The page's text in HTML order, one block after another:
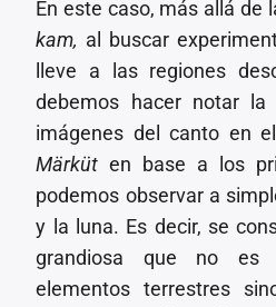
En este caso, más allá de
kam, al buscar
lleve a las regiones
debemos hacer notar
imágenes del canto en
Märküten base a los
podemos observar a
y la luna. Es decir, se
grandiosa que no es
elementos terrestres